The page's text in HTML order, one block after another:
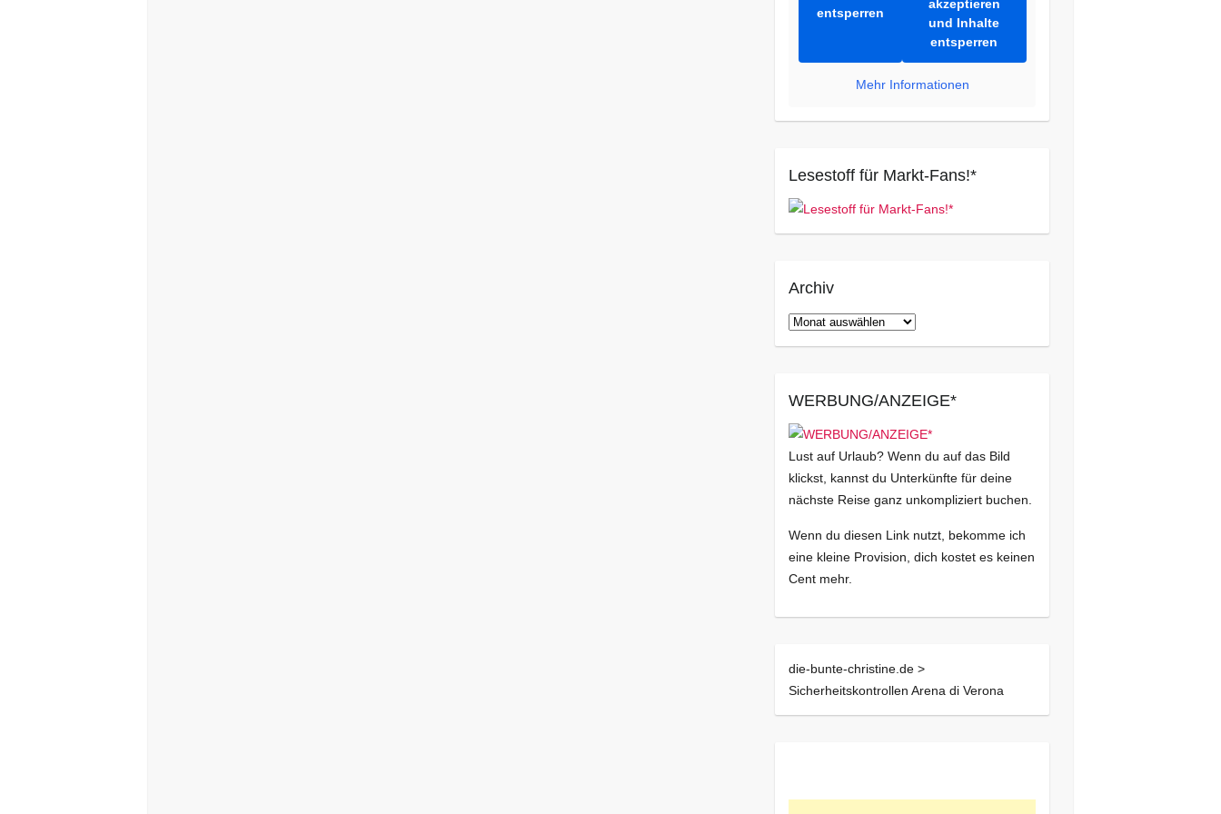
entsperren
akzeptieren
und Inhalte
entsperren
Mehr Informationen
Lesestoff für Markt-Fans!*
Archiv
Archiv
WERBUNG/ANZEIGE*
Lust auf Urlaub? Wenn du auf das Bild
klickst, kannst du Unterkünfte für deine
nächste Reise ganz unkompliziert buchen.
Wenn du diesen Link nutzt, bekomme ich
eine kleine Provision, dich kostet es keinen
Cent mehr.
die-bunte-christine.de >
Sicherheitskontrollen Arena di Verona